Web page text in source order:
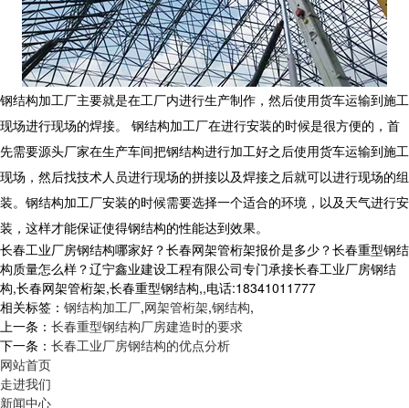
钢结构加工厂主要就是在工厂内进行生产制作，然后使用货车运输到施工
现场进行现场的焊接。 钢结构加工厂在进行安装的时候是很方便的，首
先需要源头厂家在生产车间把钢结构进行加工好之后使用货车运输到施工
现场，然后找技术人员进行现场的拼接以及焊接之后就可以进行现场的组
装。钢结构加工厂安装的时候需要选择一个适合的环境，以及天气进行安
装，这样才能保证使得钢结构的性能达到效果。
长春工业厂房钢结构哪家好？长春网架管桁架报价是多少？长春重型钢结
构质量怎么样？辽宁鑫业建设工程有限公司专门承接长春工业厂房钢结
构,长春网架管桁架,长春重型钢结构,,电话:18341011777
相关标签： 钢结构加工厂,网架管桁架,钢结构,
上一条： 长春重型钢结构厂房建造时的要求
下一条： 长春工业厂房钢结构的优点分析
网站首页
走进我们
新闻中心